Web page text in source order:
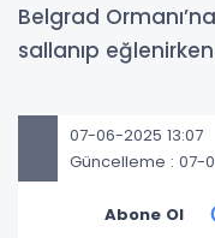
Belgrad
sallanıp
07-06-2025 13:07
Güncelleme : 07-
Abone Ol